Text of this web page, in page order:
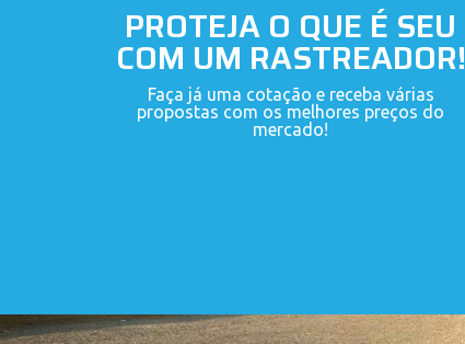
PROTEJA O QUE É SEU
COM UM RASTREADOR!
Faça já uma cotação e receba várias
propostas com os melhores preços do
mercado!